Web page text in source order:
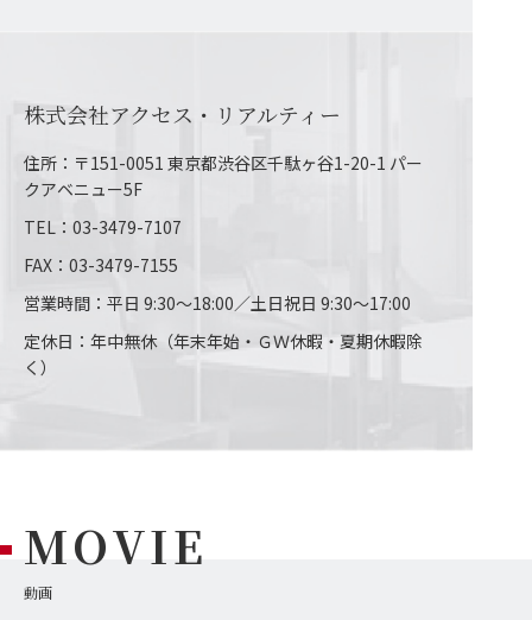
株式会社アクセス・リアルティー
住所：〒151-0051 東京都渋谷区千駄ヶ谷1-20-1 パー
クアベニュー5F
TEL：03-3479-7107
FAX：03-3479-7155
営業時間：平日 9:30～18:00／土日祝日 9:30～17:00
定休日：年中無休（年末年始・ＧＷ休暇・夏期休暇除
く）
MOVIE
動画